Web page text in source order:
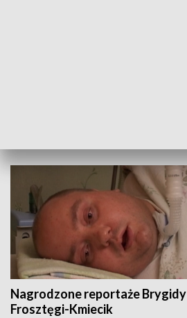
Nagrodzone reportaże Brygidy
Frosztęgi-Kmiecik